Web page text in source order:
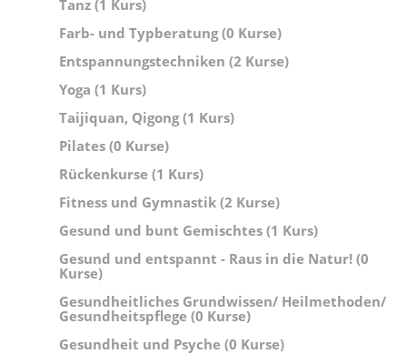
Tanz (1 Kurs)
Farb- und Typberatung (0 Kurse)
Entspannungstechniken (2 Kurse)
Yoga (1 Kurs)
Taijiquan, Qigong (1 Kurs)
Pilates (0 Kurse)
Rückenkurse (1 Kurs)
Fitness und Gymnastik (2 Kurse)
Gesund und bunt Gemischtes (1 Kurs)
Gesund und entspannt - Raus in die Natur! (0
Kurse)
Gesundheitliches Grundwissen/ Heilmethoden/
Gesundheitspflege (0 Kurse)
Gesundheit und Psyche (0 Kurse)